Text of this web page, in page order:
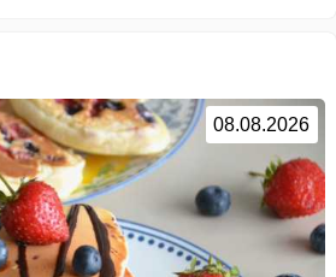
08.08.2026